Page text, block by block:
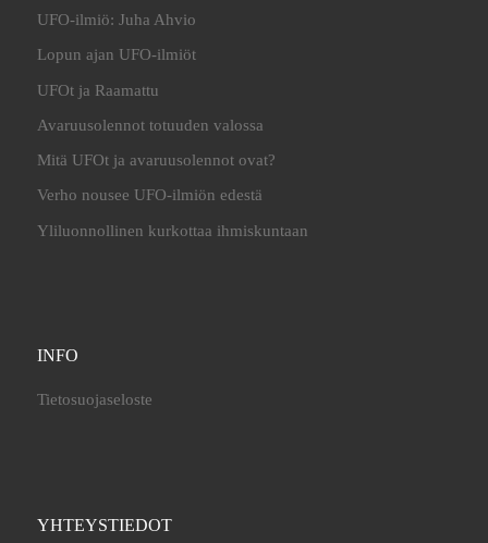
UFO-ilmiö: Juha Ahvio
Lopun ajan UFO-ilmiöt
UFOt ja Raamattu
Avaruusolennot totuuden valossa
Mitä UFOt ja avaruusolennot ovat?
Verho nousee UFO-ilmiön edestä
Yliluonnollinen kurkottaa ihmiskuntaan
INFO
Tietosuojaseloste
YHTEYSTIEDOT